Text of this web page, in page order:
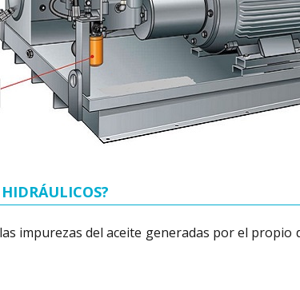
impurezas del aceite generadas por el propio